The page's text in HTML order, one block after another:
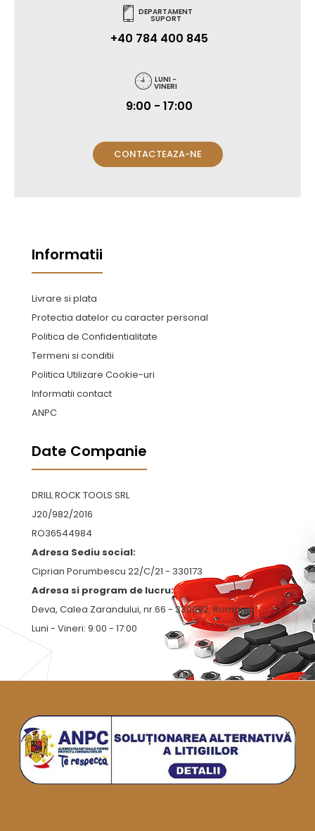
DEPARTAMENT
SUPORT
+40 784 400 845
LUNI -
VINERI
9:00 - 17:00
CONTACTEAZA-NE
Informatii
Livrare si plata
Protectia datelor cu caracter personal
Politica de Confidentialitate
Termeni si conditii
Politica Utilizare Cookie-uri
Informatii contact
ANPC
Date Companie
DRILL ROCK TOOLS SRL
J20/982/2016
RO36544984
Adresa Sediu social:
Ciprian Porumbescu 22/C/21 - 330173
Adresa si program de lucru:
Deva, Calea Zarandului, nr.66 - 330092, Romania
Luni - Vineri: 9:00 - 17:00